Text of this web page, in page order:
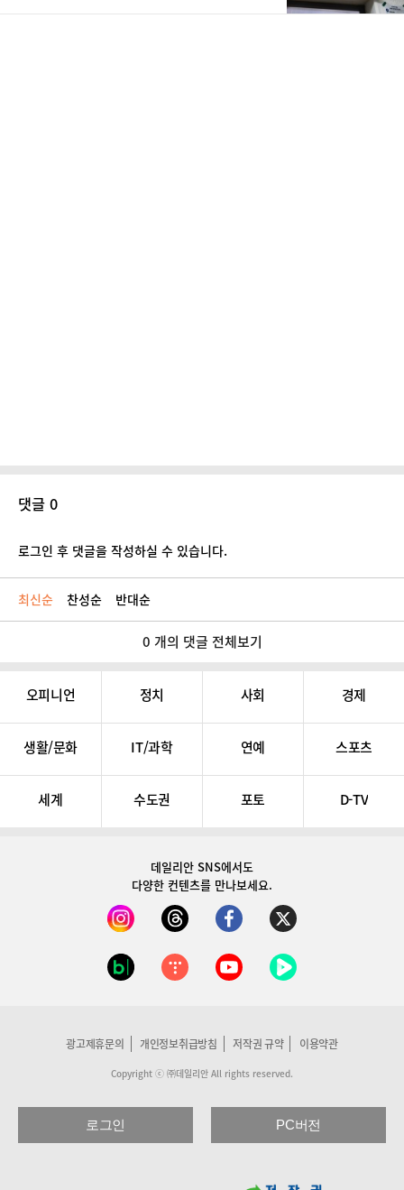
댓글 0
로그인 후 댓글을 작성하실 수 있습니다.
최신순 찬성순 반대순
0 개의 댓글 전체보기
오피니언 정치 사회 경제
생활/문화 IT/과학 연예 스포츠
세계 수도권 포토 D-TV
데일리안 SNS에서도
다양한 컨텐츠를 만나보세요.
광고제휴문의 개인정보취급방침 저작권 규약 이용약관
Copyright ⓒ ㈜데일리안 All rights reserved.
로그인 PC버전